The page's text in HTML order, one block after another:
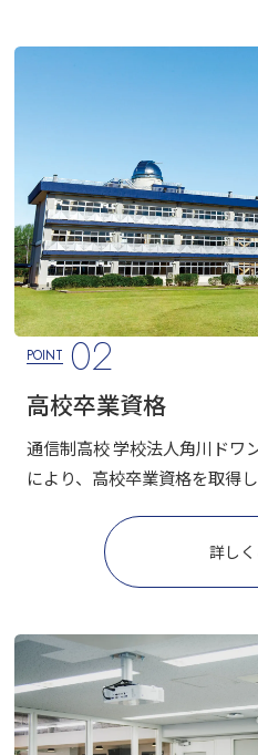
POINT 02
高校卒業資格
通信制高校 学校法人角川ドワ
により、高校卒業資格を取得し
詳し